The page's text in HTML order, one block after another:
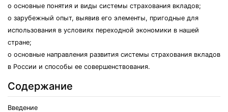
o основные понятия и виды системы страхования вкладов;
o зарубежный опыт, выявив его элементы, пригодные для
использования в условиях переходной экономики в нашей
стране;
o основные направления развития системы страхования вкладов
в России и способы ее совершенствования.
Содержание
Введение